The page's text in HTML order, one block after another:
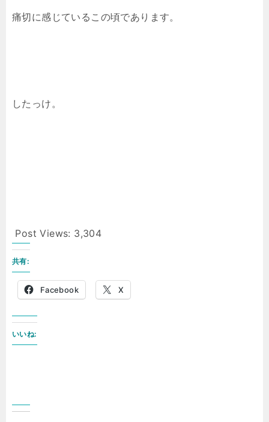
痛切に感じているこの頃であります。
したっけ。
Post Views: 3,304
共有:
Facebook X
いいね: